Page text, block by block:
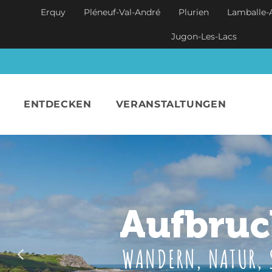
Skip to main content
Erquy Pléneuf-Val-André Plurien
Jugon-Les-Lacs
ENTDECKEN VERANSTALTUNGEN
WANDERN,
Einen